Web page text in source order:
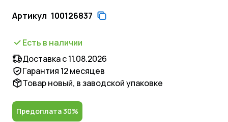
Артикул 100126837
Есть в наличии
Доставка с 11.08.2026
Гарантия 12 месяцев
Товар новый, в заводской упаковке
Предоплата 30%